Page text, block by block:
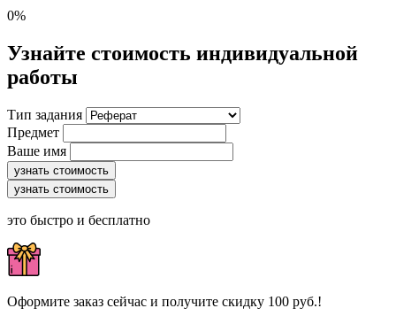
0%
Узнайте стоимость индивидуальной
работы
Тип задания
Предмет
Ваше имя
узнать стоимость
узнать стоимость
это быстро и бесплатно
Оформите заказ сейчас и получите скидку 100 руб.!